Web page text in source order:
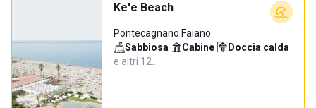
Ke'e Beach
Pontecagnano Faiano
Sabbiosa· Cabine· Doccia calda·
e altri 12…